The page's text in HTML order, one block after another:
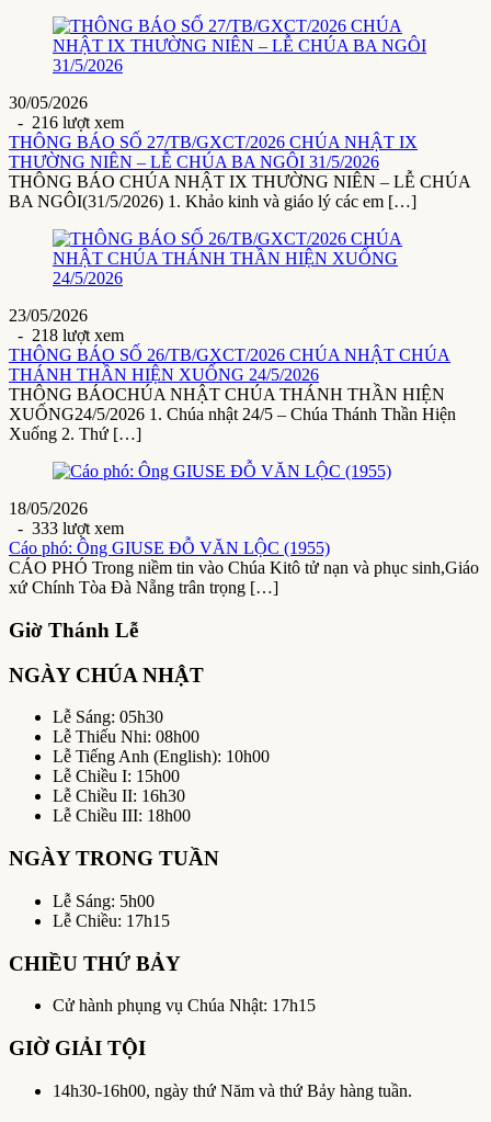
30/05/2026
- 216 lượt xem
THÔNG BÁO SỐ 27/TB/GXCT/2026 CHÚA NHẬT IX
THƯỜNG NIÊN – LỄ CHÚA BA NGÔI 31/5/2026
THÔNG BÁO CHÚA NHẬT IX THƯỜNG NIÊN – LỄ CHÚA
BA NGÔI(31/5/2026) 1. Khảo kinh và giáo lý các em […]
23/05/2026
- 218 lượt xem
THÔNG BÁO SỐ 26/TB/GXCT/2026 CHÚA NHẬT CHÚA
THÁNH THẦN HIỆN XUỐNG 24/5/2026
THÔNG BÁOCHÚA NHẬT CHÚA THÁNH THẦN HIỆN
XUỐNG24/5/2026 1. Chúa nhật 24/5 – Chúa Thánh Thần Hiện
Xuống 2. Thứ […]
18/05/2026
- 333 lượt xem
Cáo phó: Ông GIUSE ĐỖ VĂN LỘC (1955)
CÁO PHÓ Trong niềm tin vào Chúa Kitô tử nạn và phục sinh,Giáo
xứ Chính Tòa Đà Nẵng trân trọng […]
Giờ Thánh Lễ
NGÀY CHÚA NHẬT
Lễ Sáng: 05h30
Lễ Thiếu Nhi: 08h00
Lễ Tiếng Anh (English): 10h00
Lễ Chiều I: 15h00
Lễ Chiều II: 16h30
Lễ Chiều III: 18h00
NGÀY TRONG TUẦN
Lễ Sáng: 5h00
Lễ Chiều: 17h15
CHIỀU THỨ BẢY
Cử hành phụng vụ Chúa Nhật: 17h15
GIỜ GIẢI TỘI
14h30-16h00, ngày thứ Năm và thứ Bảy hàng tuần.